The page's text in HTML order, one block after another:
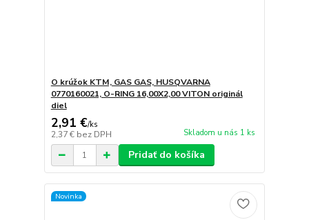
O krúžok KTM, GAS GAS, HUSQVARNA
0770160021, O-RING 16,00X2,00 VITON originál
diel
2,91 €/ks
2,37 € bez DPH Skladom u nás 1 ks
Pridať do košíka
Novinka